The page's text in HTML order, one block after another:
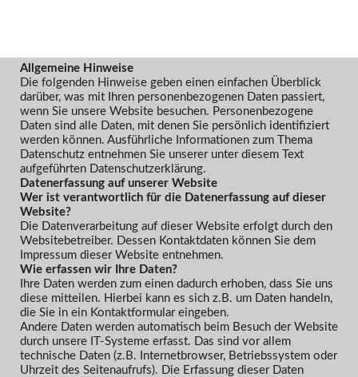
Allgemeine Hinweise
Die folgenden Hinweise geben einen einfachen Überblick
darüber, was mit Ihren personenbezogenen Daten passiert,
wenn Sie unsere Website besuchen. Personenbezogene
Daten sind alle Daten, mit denen Sie persönlich identifiziert
werden können. Ausführliche Informationen zum Thema
Datenschutz entnehmen Sie unserer unter diesem Text
aufgeführten Datenschutzerklärung.
Datenerfassung auf unserer Website
Wer ist verantwortlich für die Datenerfassung auf dieser
Website?
Die Datenverarbeitung auf dieser Website erfolgt durch den
Websitebetreiber. Dessen Kontaktdaten können Sie dem
Impressum dieser Website entnehmen.
Wie erfassen wir Ihre Daten?
Ihre Daten werden zum einen dadurch erhoben, dass Sie uns
diese mitteilen. Hierbei kann es sich z.B. um Daten handeln,
die Sie in ein Kontaktformular eingeben.
Andere Daten werden automatisch beim Besuch der Website
durch unsere IT-Systeme erfasst. Das sind vor allem
technische Daten (z.B. Internetbrowser, Betriebssystem oder
Uhrzeit des Seitenaufrufs). Die Erfassung dieser Daten